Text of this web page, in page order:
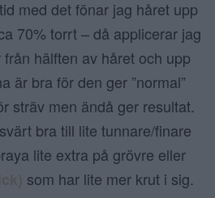
med det fönar jag håret upp
70% torrt – då applicerar jag
hälften av håret och upp
är bra för den ger ”normal”
sträv men ändå ger resultat.
bra till lite tunnare/finare
lite extra på grövre eller
som har lite mer krut i sig.